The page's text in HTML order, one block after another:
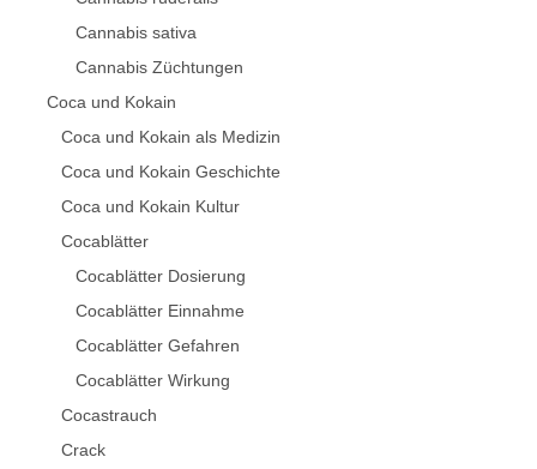
Cannabis sativa
Cannabis Züchtungen
Coca und Kokain
Coca und Kokain als Medizin
Coca und Kokain Geschichte
Coca und Kokain Kultur
Cocablätter
Cocablätter Dosierung
Cocablätter Einnahme
Cocablätter Gefahren
Cocablätter Wirkung
Cocastrauch
Crack